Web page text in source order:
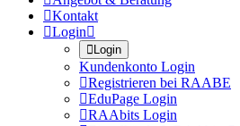
Kontakt
Login
Login
Kundenkonto Login
Registrieren bei RAABE
EduPage Login
RAAbits Login